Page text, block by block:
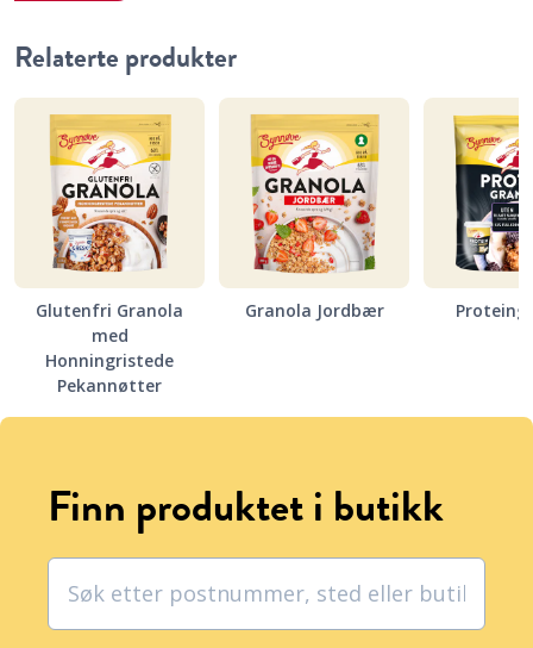
Relaterte produkter
Glutenfri Granola
med
Honningristede
Pekannøtter
Granola Jordbær
Finn produktet i butikk